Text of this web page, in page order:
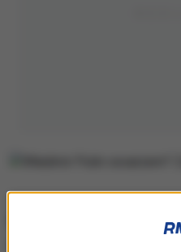
Popiersie stanęło w